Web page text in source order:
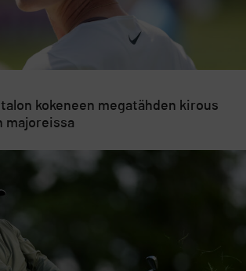
kokeneen megatähden kirous
majoreissa